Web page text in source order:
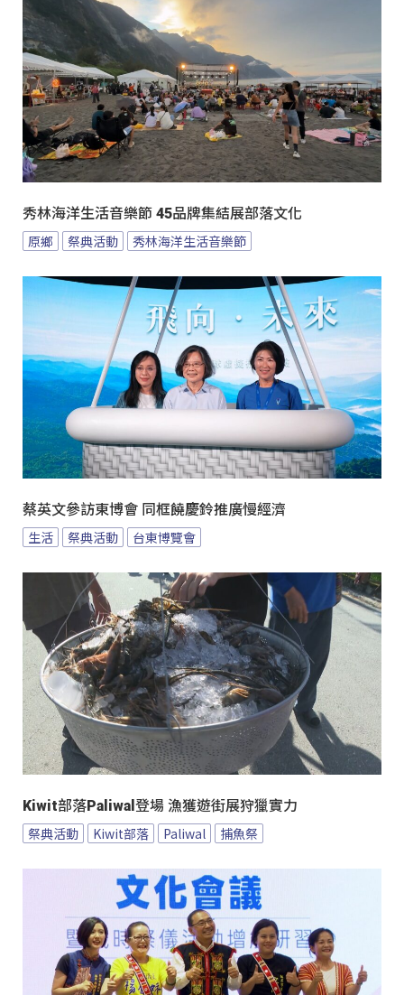
秀林海洋生活音樂節 45品牌集結展部落文化
原鄉 祭典活動 秀林海洋生活音樂節
蔡英文參訪東博會 同框饒慶鈴推廣慢經濟
生活 祭典活動 台東博覽會
Kiwit部落Paliwal登場 漁獲遊街展狩獵實力
祭典活動 Kiwit部落 Paliwal 捕魚祭